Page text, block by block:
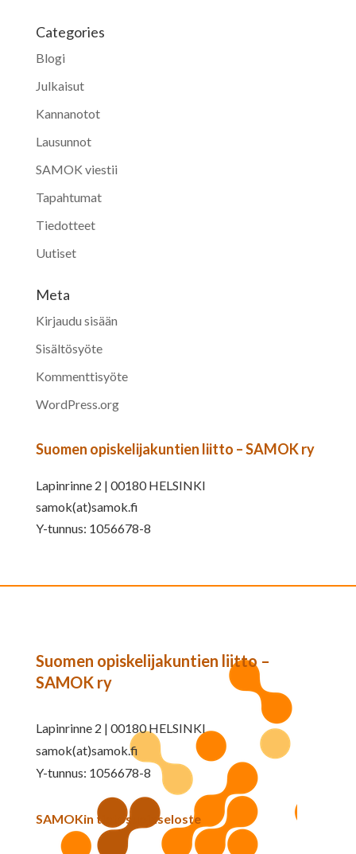
Categories
Blogi
Julkaisut
Kannanotot
Lausunnot
SAMOK viestii
Tapahtumat
Tiedotteet
Uutiset
Meta
Kirjaudu sisään
Sisältösyöte
Kommenttisyöte
WordPress.org
Suomen opiskelijakuntien liitto – SAMOK ry
Lapinrinne 2 | 00180 HELSINKI
samok(at)samok.fi
Y-tunnus: 1056678-8
Suomen opiskelijakuntien liitto –
SAMOK ry
Lapinrinne 2 | 00180 HELSINKI
samok(at)samok.fi
Y-tunnus: 1056678-8
SAMOKin tietosuojaseloste